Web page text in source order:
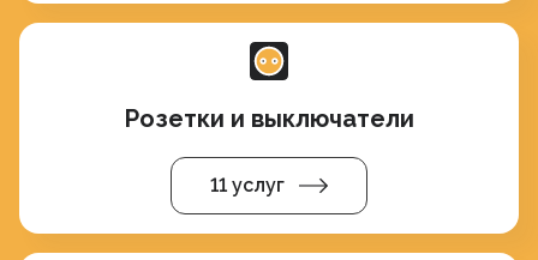
Розетки и выключатели
11 услуг